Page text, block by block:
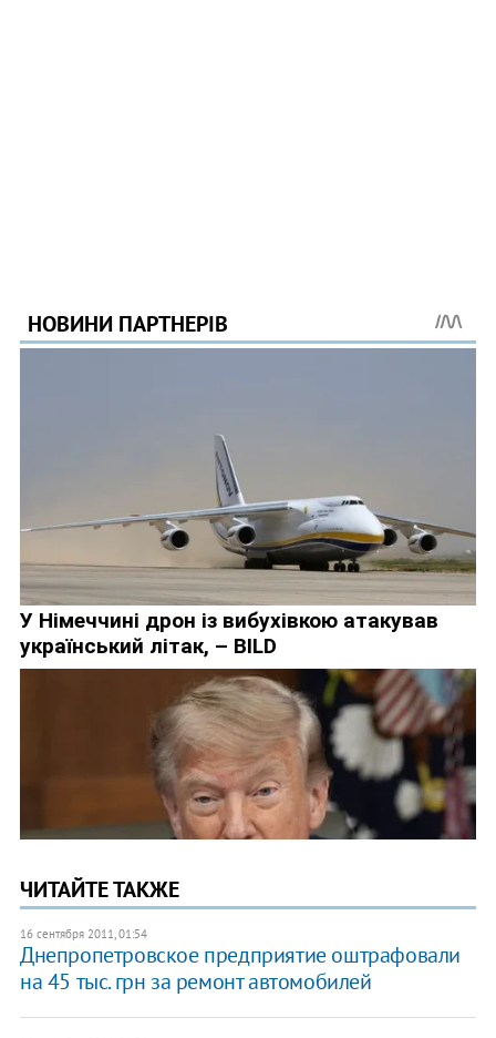
ЧИТАЙТЕ ТАКЖЕ
16 сентября 2011, 01:54
Днепропетровское предприятие оштрафовали
на 45 тыс. грн за ремонт автомобилей